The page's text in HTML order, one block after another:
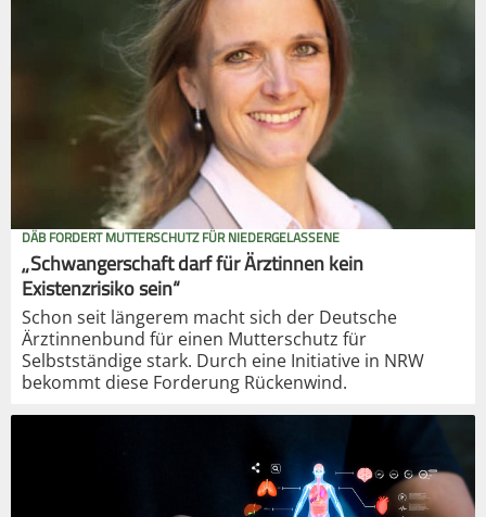
DÄB FORDERT MUTTERSCHUTZ FÜR NIEDERGELASSENE
„Schwangerschaft darf für Ärztinnen kein
Existenzrisiko sein“
Schon seit längerem macht sich der Deutsche
Ärztinnenbund für einen Mutterschutz für
Selbstständige stark. Durch eine Initiative in NRW
bekommt diese Forderung Rückenwind.